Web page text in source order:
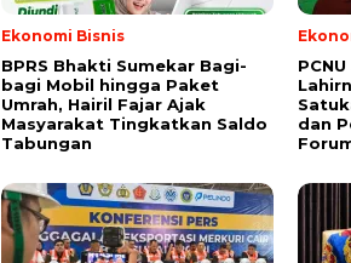
Ekonomi Bisnis
BPRS Bhakti Sumekar Bagi-
bagi Mobil hingga Paket
Umrah, Hairil Fajar Ajak
Masyarakat Tingkatkan Saldo
Tabungan
dan